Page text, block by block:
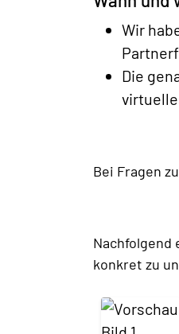
Wir
Die
Bei Fragen
Nachfolgend
konkret zu